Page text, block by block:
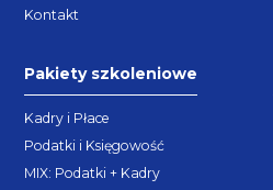
Kontakt
Pakiety szkoleniowe
Kadry i Płace
Podatki i Księgowość
MIX: Podatki + Kadry